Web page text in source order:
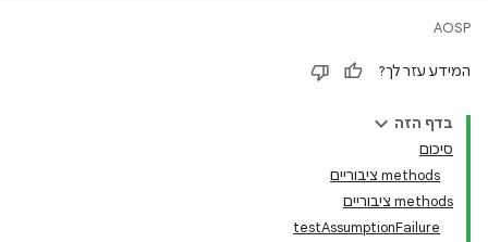
AOSP
המידע עזר לך?
בדף הזה
סיכום
‫methods ציבוריים
‫methods ציבוריים
testAssumptionFailure